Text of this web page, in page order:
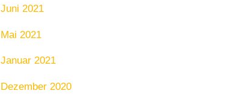
Juni 2021
Mai 2021
Januar 2021
Dezember 2020